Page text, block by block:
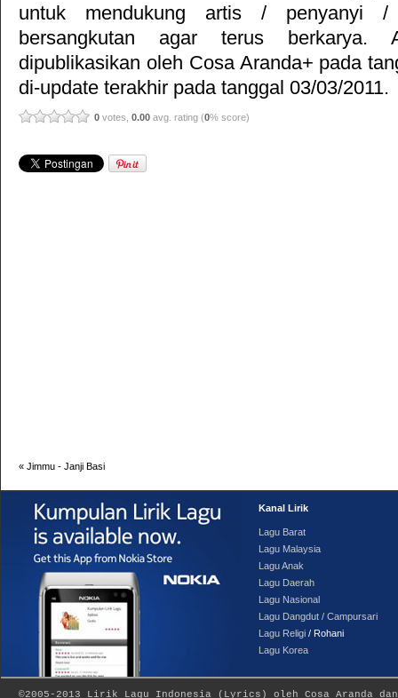
untuk mendukung artis / penyanyi
bersangkutan agar terus berkarya.
dipublikasikan oleh Cosa Aranda+ pada
di-update terakhir pada tanggal 03/03/2011.
0 votes, 0.00 avg. rating (0% score)
« Jimmu - Janji Basi
Kanal Lirik
Lagu Barat
Lagu Malaysia
Lagu Anak
Lagu Daerah
Lagu Nasional
Lagu Dangdut / Campursari
Lagu Religi / Rohani
Lagu Korea
©2005-2013 Lirik Lagu Indonesia ( Lyrics ) oleh Cosa Aranda